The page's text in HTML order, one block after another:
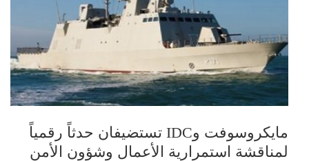
مايكروسوفت وIDC تستضيفان حدثاً رقمياً
لمناقشة استمرارية الأعمال وشؤون الأمن